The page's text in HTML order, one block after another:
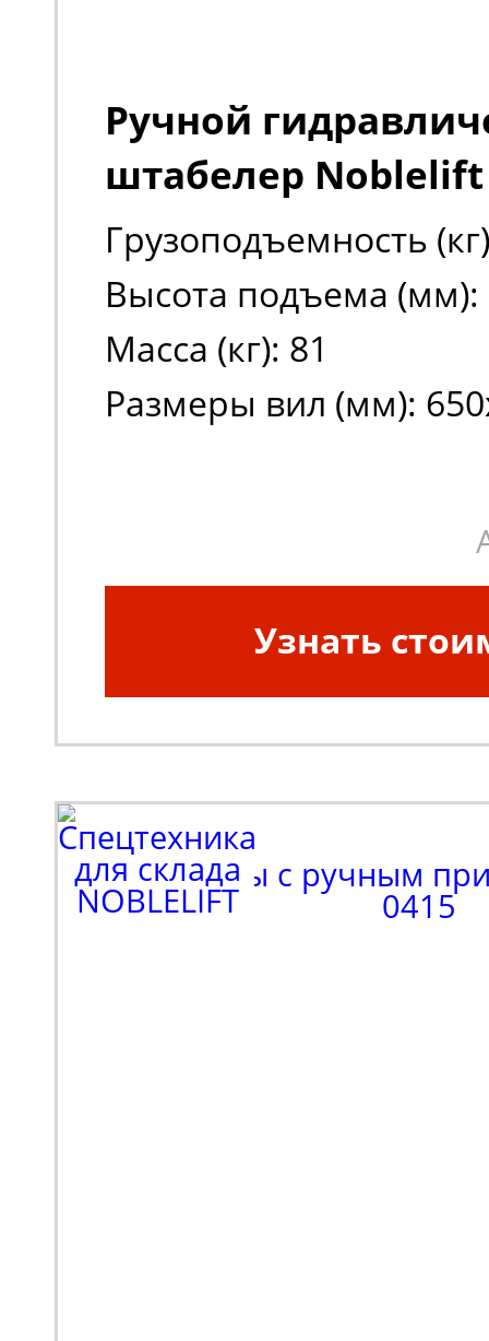
Ручной
штабелер Noblelift
Грузоподъемность
Высота подъема (мм):
Масса (кг): 81
Размеры вил (мм):
Узнать